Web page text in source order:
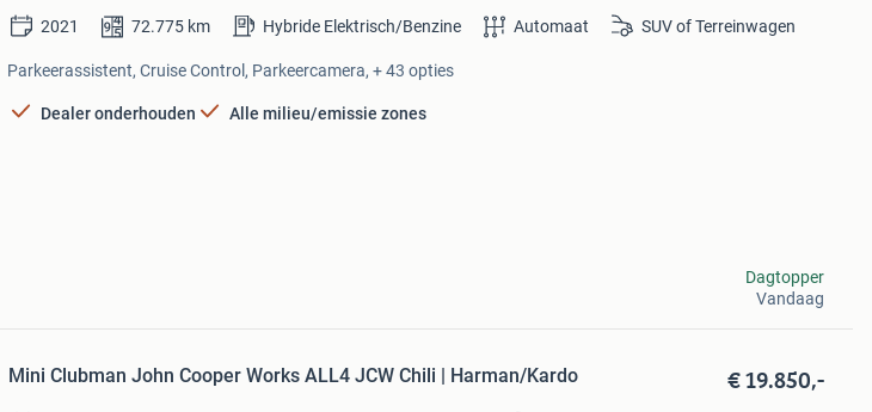
2021 72.775 km Hybride Elektrisch/Benzine Automaat SUV of Terreinwagen
Parkeerassistent, Cruise Control, Parkeercamera, + 43 opties
Dealer onderhouden Alle milieu/emissie zones
Dagtopper
Vandaag
Mini Clubman John Cooper Works ALL4 JCW Chili | Harman/Kardo € 19.850,-